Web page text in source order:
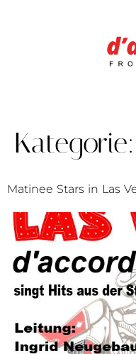
Kategorie:
Matinee Stars in Las